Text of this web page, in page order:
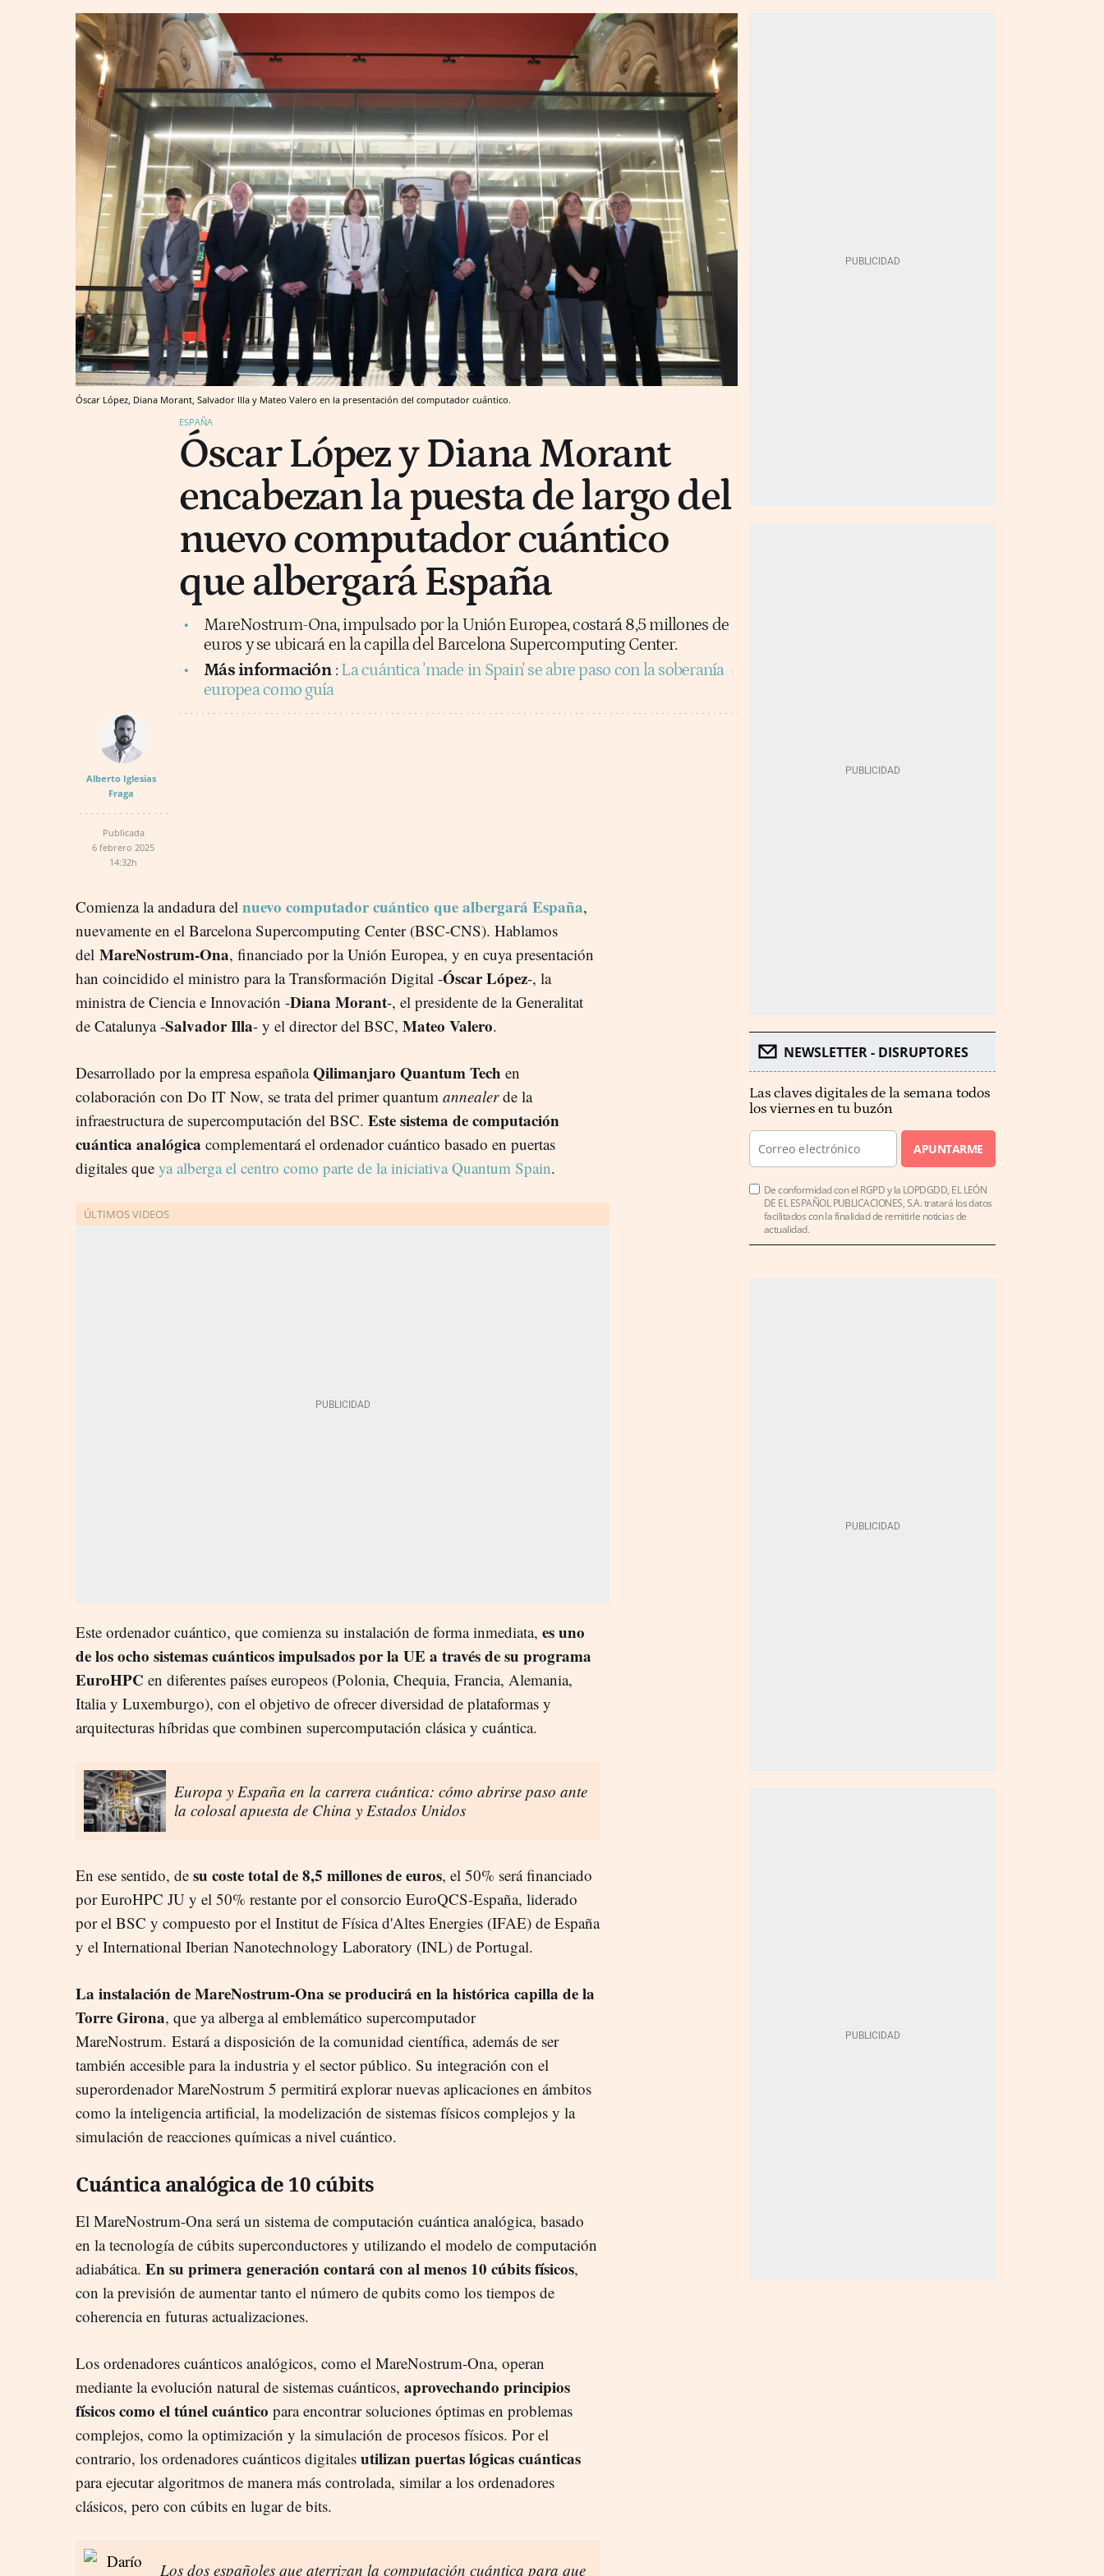
Óscar López, Diana Morant, Salvador Illa y Mateo Valero en la presentación del computador cuántico.
ESPAÑA
Óscar López y Diana Morant
encabezan la puesta de largo del
nuevo computador cuántico
que albergará España
MareNostrum-Ona, impulsado por la Unión Europea, costará 8,5 millones de
euros y se ubicará en la capilla del Barcelona Supercomputing Center.
Más información : La cuántica 'made in Spain' se abre paso con la soberanía
europea como guía
Alberto Iglesias
Fraga
Publicada
6 febrero 2025
14:32h
Comienza la andadura del nuevo computador cuántico que albergará España,
nuevamente en el Barcelona Supercomputing Center (BSC-CNS). Hablamos
del MareNostrum-Ona, financiado por la Unión Europea, y en cuya presentación
han coincidido el ministro para la Transformación Digital -Óscar López-, la
ministra de Ciencia e Innovación -Diana Morant-, el presidente de la Generalitat
de Catalunya -Salvador Illa- y el director del BSC, Mateo Valero.
Desarrollado por la empresa españolaQilimanjaro Quantum Tech en
colaboración con Do IT Now, se trata del primer quantum annealerde la
infraestructura de supercomputación del BSC. Este sistema de computación
cuántica analógica complementará el ordenador cuántico basado en puertas
digitales que ya alberga el centro como parte de la iniciativa Quantum Spain.
Este ordenador cuántico, que comienza su instalación de forma inmediata, es uno
de los ocho sistemas cuánticos impulsados por la UE a través de su programa
EuroHPC en diferentes países europeos (Polonia, Chequia, Francia, Alemania,
Italia y Luxemburgo), con el objetivo de ofrecer diversidad de plataformas y
arquitecturas híbridas que combinen supercomputación clásica y cuántica.
Europa y España en la carrera cuántica: cómo abrirse paso ante
la colosal apuesta de China y Estados Unidos
En ese sentido, de su coste total de 8,5 millones de euros, el 50% será financiado
por EuroHPC JU y el 50% restante por el consorcio EuroQCS-España, liderado
por el BSC y compuesto por el Institut de Física d'Altes Energies (IFAE) de España
y el International Iberian Nanotechnology Laboratory (INL) de Portugal.
La instalación de MareNostrum-Ona se producirá en la histórica capilla de la
Torre Girona, que ya alberga al emblemático supercomputador
MareNostrum. Estará a disposición de la comunidad científica, además de ser
también accesible para la industria y el sector público. Su integración con el
superordenador MareNostrum 5 permitirá explorar nuevas aplicaciones en ámbitos
como la inteligencia artificial, la modelización de sistemas físicos complejos y la
simulación de reacciones químicas a nivel cuántico.
Cuántica analógica de 10 cúbits
El MareNostrum-Ona será un sistema de computación cuántica analógica, basado
en la tecnología de cúbits superconductores y utilizando el modelo de computación
adiabática. En su primera generación contará con al menos 10 cúbits físicos,
con la previsión de aumentar tanto el número de qubits como los tiempos de
coherencia en futuras actualizaciones.
Los ordenadores cuánticos analógicos, como el MareNostrum-Ona, operan
mediante la evolución natural de sistemas cuánticos, aprovechando principios
físicos como el túnel cuántico para encontrar soluciones óptimas en problemas
complejos, como la optimización y la simulación de procesos físicos. Por el
contrario, los ordenadores cuánticos digitales utilizan puertas lógicas cuánticas
para ejecutar algoritmos de manera más controlada, similar a los ordenadores
clásicos, pero con cúbits en lugar de bits.
Los dos españoles que aterrizan la computación cuántica para que
NEWSLETTER - DISRUPTORES
Las claves digitales de la semana todos
los viernes en tu buzón
APUNTARME
De conformidad con el RGPD y la LOPDGDD, EL LEÓN
DE EL ESPAÑOL PUBLICACIONES, S.A. tratará los datos
facilitados con la finalidad de remitirle noticias de
actualidad.